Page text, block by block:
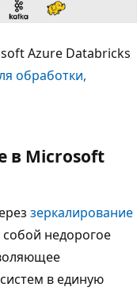
Azure Databricks
обработки,
в Microsoft
зеркалирование
собой недорогое
в единую